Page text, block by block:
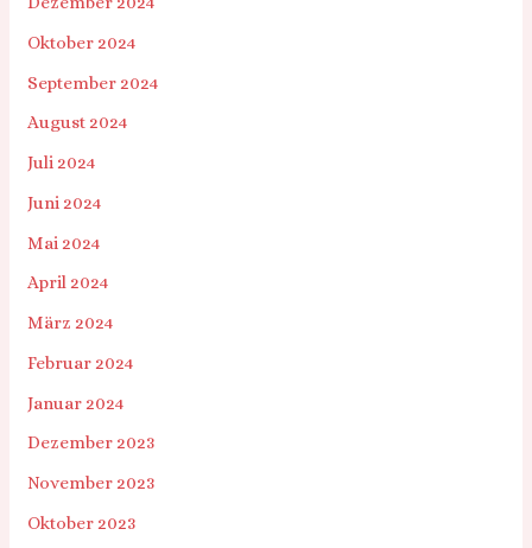
Oktober 2024
September 2024
August 2024
Juli 2024
Juni 2024
Mai 2024
April 2024
März 2024
Februar 2024
Januar 2024
Dezember 2023
November 2023
Oktober 2023